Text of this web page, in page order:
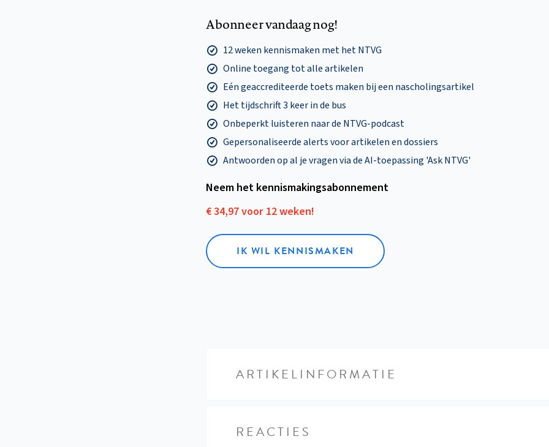
Abonneer vandaag nog!
12 weken kennismaken met het NTVG
Online toegang tot alle artikelen
Eén geaccrediteerde toets maken bij een nascholingsartikel
Het tijdschrift 3 keer in de bus
Onbeperkt luisteren naar de NTVG-podcast
Gepersonaliseerde alerts voor artikelen en dossiers
Antwoorden op al je vragen via de AI-toepassing 'Ask NTVG'
Neem het kennismakings­abonnement
€ 34,97 voor 12 weken!
IK WIL KENNISMAKEN
ARTIKELINFORMATIE
REACTIES